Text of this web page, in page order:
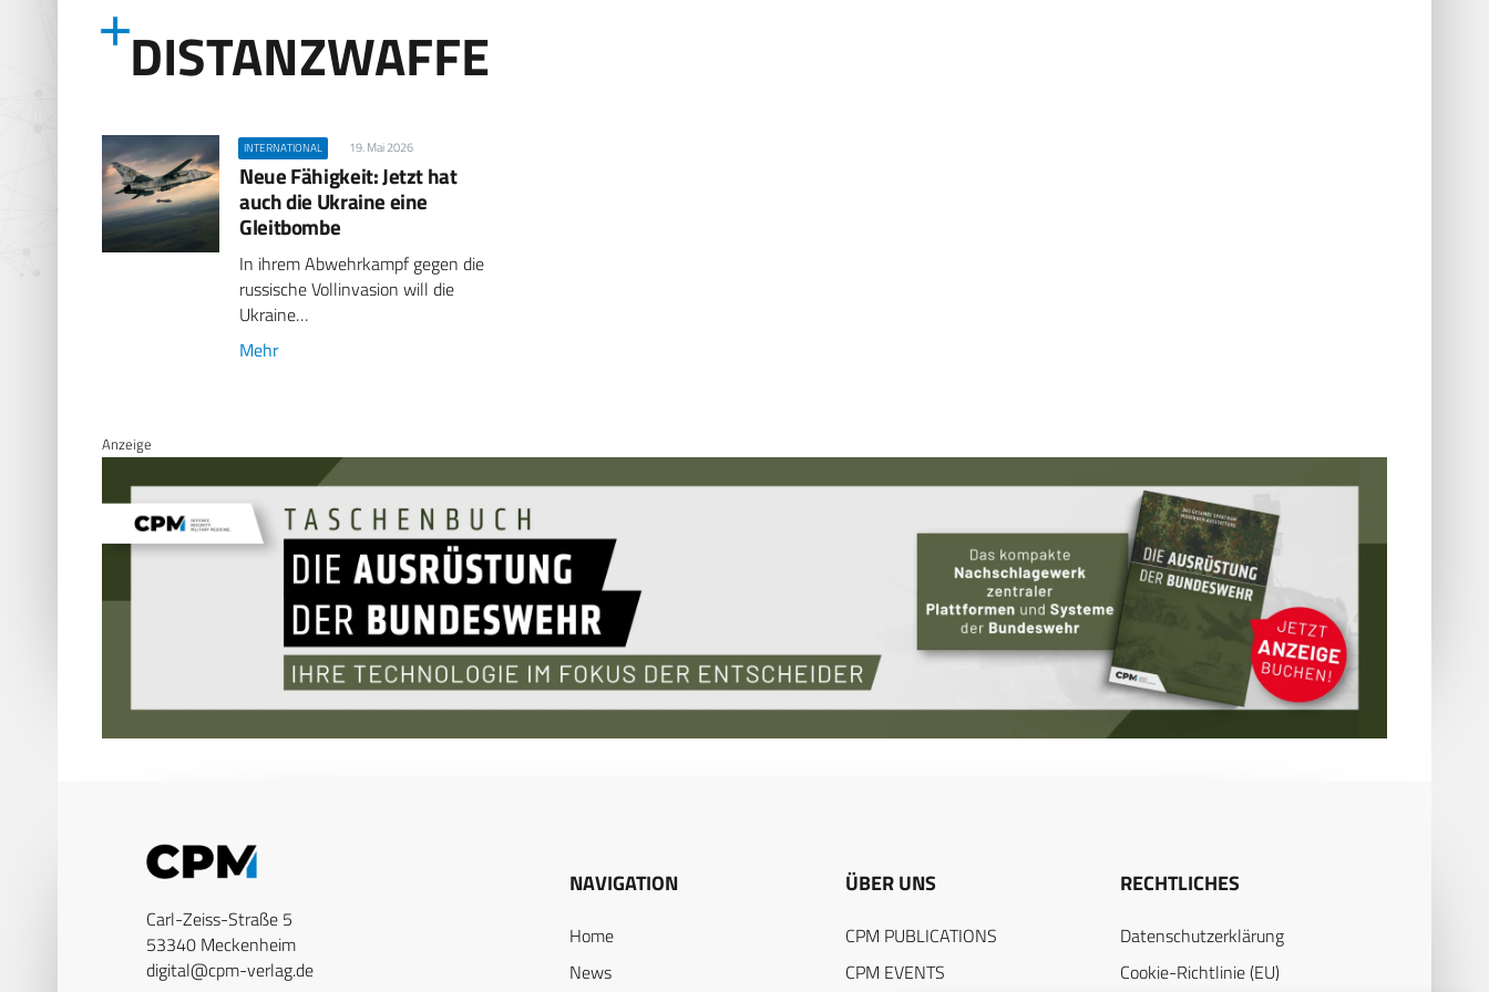
DISTANZWAFFE
INTERNATIONAL 19. Mai 2026
Neue Fähigkeit: Jetzt hat
auch die Ukraine eine
Gleitbombe
In ihrem Abwehrkampf gegen die
russische Vollinvasion will die
Ukraine…
Mehr
Anzeige
Carl-Zeiss-Straße 5
53340 Meckenheim
digital@cpm-verlag.de
NAVIGATION
Home
News
ÜBER UNS
CPM PUBLICATIONS
CPM EVENTS
RECHTLICHES
Datenschutzerklärung
Cookie-Richtlinie (EU)